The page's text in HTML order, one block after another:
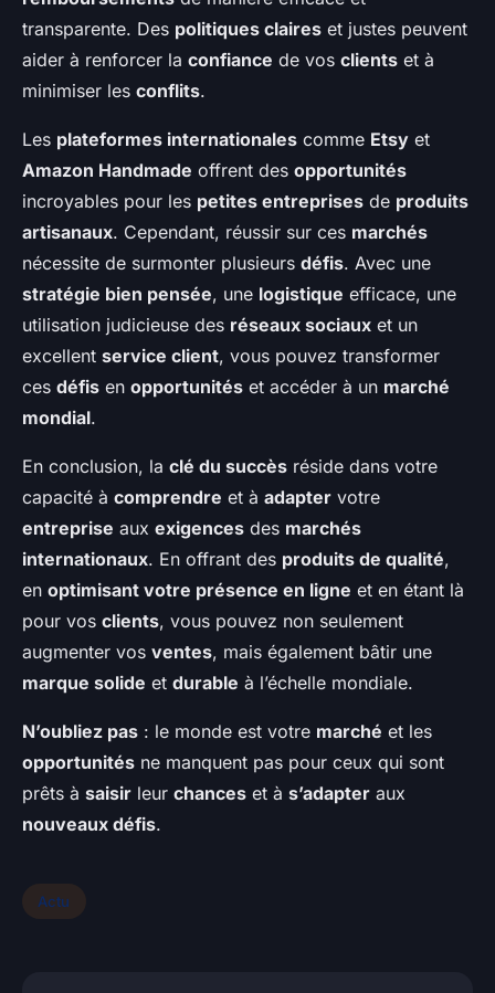
transparente. Des politiques claires et justes peuvent
aider à renforcer la confiance de vos clients et à
minimiser les conflits.
Les plateformes internationales comme Etsy et
Amazon Handmade offrent des opportunités
incroyables pour les petites entreprises de produits
artisanaux. Cependant, réussir sur ces marchés
nécessite de surmonter plusieurs défis. Avec une
stratégie bien pensée, une logistique efficace, une
utilisation judicieuse des réseaux sociaux et un
excellent service client, vous pouvez transformer
ces défis en opportunités et accéder à un marché
mondial.
En conclusion, la clé du succès réside dans votre
capacité à comprendre et à adapter votre
entreprise aux exigences des marchés
internationaux. En offrant des produits de qualité,
en optimisant votre présence en ligne et en étant là
pour vos clients, vous pouvez non seulement
augmenter vos ventes, mais également bâtir une
marque solide et durable à l’échelle mondiale.
N’oubliez pas : le monde est votre marché et les
opportunités ne manquent pas pour ceux qui sont
prêts à saisir leur chances et à s’adapter aux
nouveaux défis.
Actu